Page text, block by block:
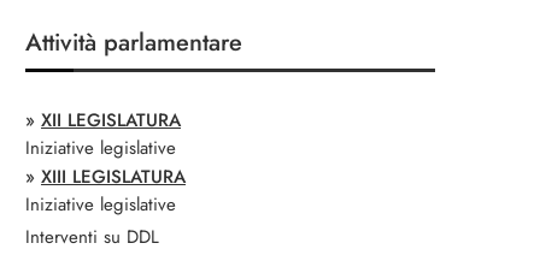
Attività parlamentare
» XII LEGISLATURA
Iniziative legislative
» XIII LEGISLATURA
Iniziative legislative
Interventi su DDL